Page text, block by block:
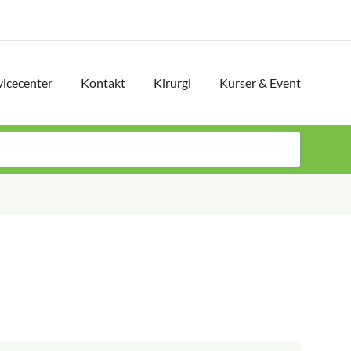
Kontakt Kirurgi Kurser & Event